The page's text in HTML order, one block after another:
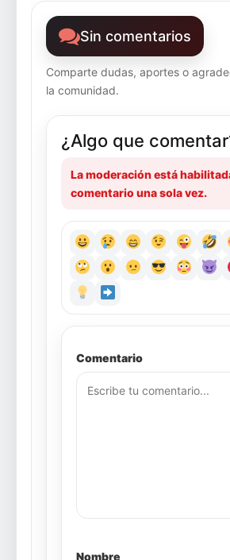
Sin comentarios
Comparte dudas, aportes o
la comunidad.
¿Algo que
La moderación está
comentario una sola vez.
Comentario
Nombre